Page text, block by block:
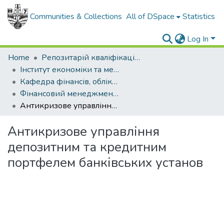
Communities & Collections All of DSpace Statistics
Log In
Home
Репозитарій кваліфікаційних робіт здобувачів вищої освіти
Інститут економіки та менеджменту
Кафедра фінансів, обліку та оподаткування
Фінансовий менеджмент у сфері бізнесу, магістр, 2024
Антикризове управління депозитним та кредитним портфелем банківських установ
Антикризове управління
депозитним та кредитним
портфелем банківських установ